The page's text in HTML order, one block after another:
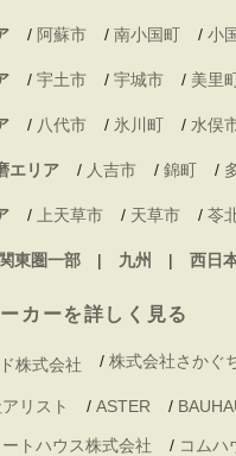
/ 阿蘇市 / 南小国町 / 小
/ 宇土市 / 宇城市 / 美里
/ 八代市 / 氷川町 / 水俣
エリア / 人吉市 / 錦町 /
/ 上天草市 / 天草市 / 苓
東圏一部 九州 西日
カーを詳しく見る
株式会社 / 株式会社さかぐ
リスト / ASTER /
トハウス株式会社 / コムハ